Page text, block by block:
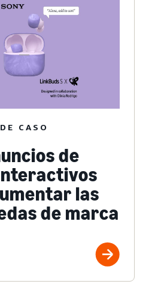
CASO
de
las
de marca